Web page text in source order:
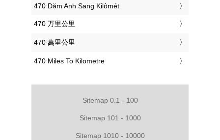
‎470 Dặm Anh Sang Kilômét
‎470 万里公里
‎470 萬里公里
‎470 Miles To Kilometre
Sitemap 0.1 - 100
Sitemap 101 - 1000
Sitemap 1010 - 10000